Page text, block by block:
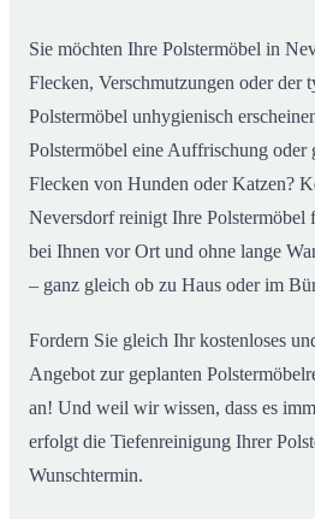
Sie möchten Ihre Polstermöbel in
Flecken, Verschmutzungen oder der
Polstermöbel unhygienisch
Polstermöbel eine Auffrischung oder
Flecken von Hunden oder Katzen?
Neversdorf reinigt Ihre Polstermöbel
bei Ihnen vor Ort und ohne lange
– ganz gleich ob zu Haus oder im
Fordern Sie gleich Ihr kostenloses
Angebot zur geplanten
an! Und weil wir wissen, dass es
erfolgt die Tiefenreinigung Ihrer
Wunschtermin.